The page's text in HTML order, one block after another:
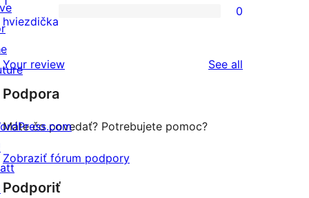
hviezdičkovým
hodnotením
s
2-
hviezdičkovým
hodnotením
0
s
hviezdičkovým
hodnotením
hviezdička
0
Your review See all
Podpora
Máte čo povedať? Potrebujete pomoc?
Zobraziť fórum podpory
Podporiť